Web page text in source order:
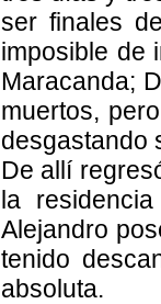
ser finales
imposible de
Maracanda;
muertos,
desgastando
De allí
la
Alejandro
tenido
absoluta.